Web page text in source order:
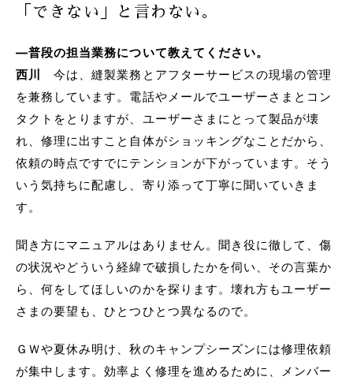
「できない」と言わない。
―普段の担当業務について教えてください。
西川
今は、縫製業務とアフターサービスの現場の管理
を兼務しています。電話やメールでユーザーさまとコン
タクトをとりますが、ユーザーさまにとって製品が壊
れ、修理に出すこと自体がショッキングなことだから、
依頼の時点ですでにテンションが下がっています。そう
いう気持ちに配慮し、寄り添って丁寧に聞いていきま
す。
聞き方にマニュアルはありません。聞き役に徹して、傷
の状況やどういう経緯で破損したかを伺い、その言葉か
ら、何をしてほしいのかを探ります。壊れ方もユーザー
さまの要望も、ひとつひとつ異なるので。
ＧＷや夏休み明け、秋のキャンプシーズンには修理依頼
が集中します。効率よく修理を進めるために、メンバー